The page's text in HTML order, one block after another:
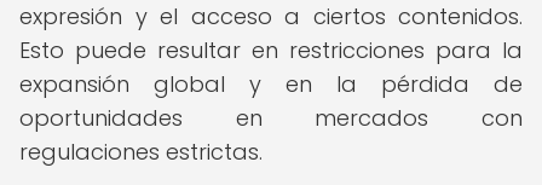
expresión y el acceso a ciertos contenidos.
Esto puede resultar en restricciones para la
expansión global y en la pérdida de
oportunidades en mercados con
regulaciones estrictas.